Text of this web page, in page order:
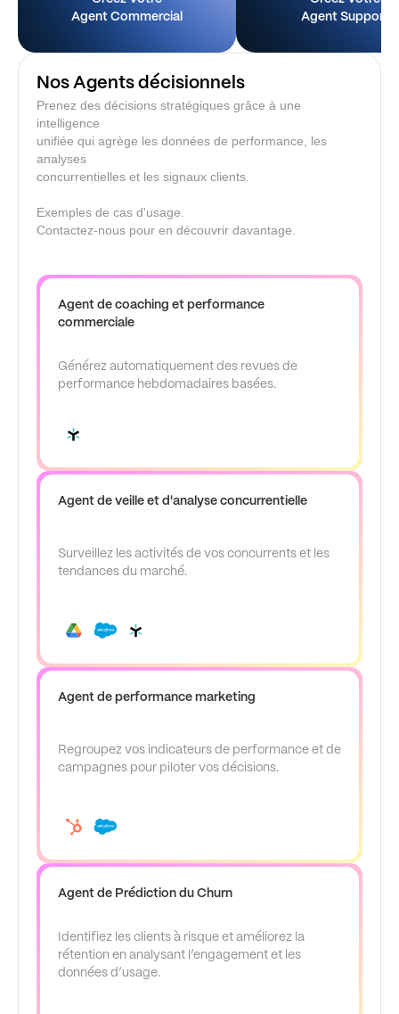
Agent Commercial
Agent Support
Agent de coaching et performance
commerciale
Générez automatiquement des revues de
performance hebdomadaires basées.
Agent de veille et d'analyse concurrentielle
Surveillez les activités de vos concurrents et les
tendances du marché.
Agent de performance marketing
Regroupez vos indicateurs de performance et de
campagnes pour piloter vos décisions.
Agent de Prédiction du Churn
Identifiez les clients à risque et améliorez la
rétention en analysant l’engagement et les
données d’usage.
Nos Agents décisionnels
Prenez des décisions stratégiques grâce à une
intelligence
unifiée qui agrège les données de performance, les
analyses
concurrentielles et les signaux clients.
Exemples de cas d'usage.
Contactez-nous pour en découvrir davantage.